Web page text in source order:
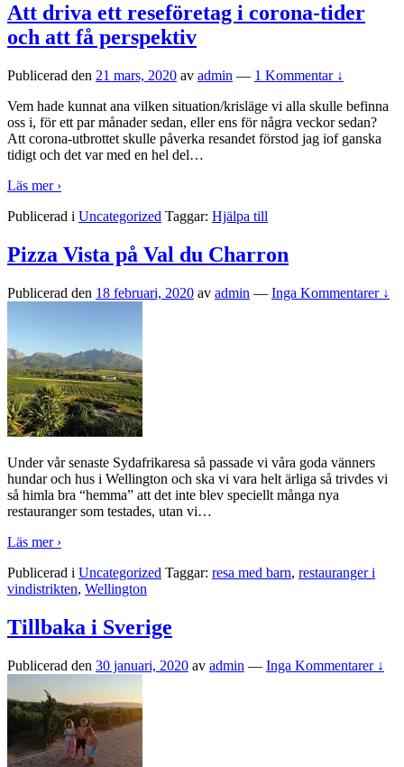
Att driva ett reseföretag i corona-tider
och att få perspektiv
Publicerad den 21 mars, 2020 av admin — 1 Kommentar ↓
Vem hade kunnat ana vilken situation/krisläge vi alla skulle befinna
oss i, för ett par månader sedan, eller ens för några veckor sedan?
Att corona-utbrottet skulle påverka resandet förstod jag iof ganska
tidigt och det var med en hel del…
Läs mer ›
Publicerad i Uncategorized Taggar: Hjälpa till
Pizza Vista på Val du Charron
Publicerad den 18 februari, 2020 av admin — Inga Kommentarer ↓
Under vår senaste Sydafrikaresa så passade vi våra goda vänners
hundar och hus i Wellington och ska vi vara helt ärliga så trivdes vi
så himla bra “hemma” att det inte blev speciellt många nya
restauranger som testades, utan vi…
Läs mer ›
Publicerad i Uncategorized Taggar: resa med barn, restauranger i
vindistrikten, Wellington
Tillbaka i Sverige
Publicerad den 30 januari, 2020 av admin — Inga Kommentarer ↓